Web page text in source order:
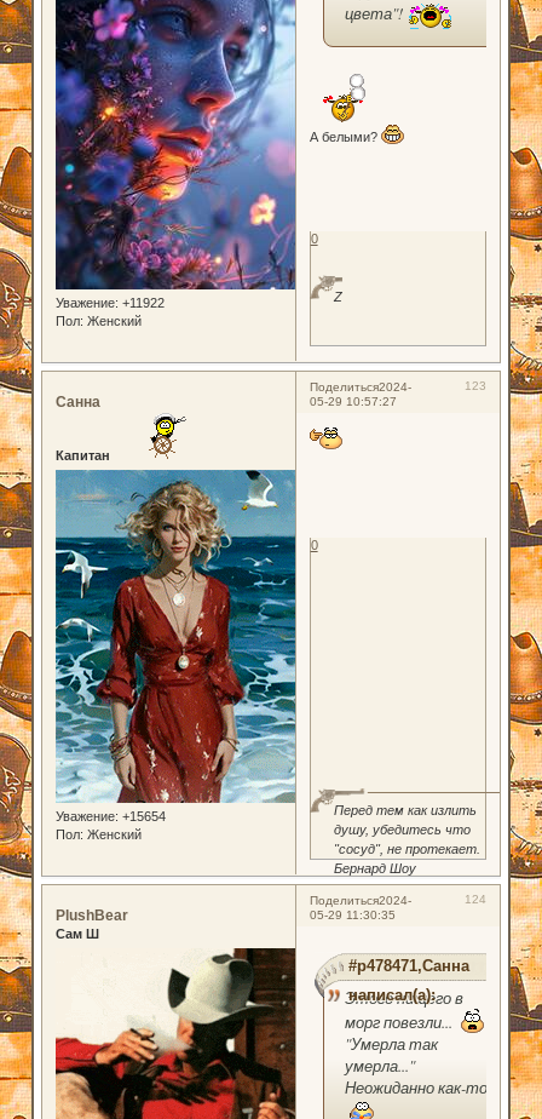
Уважение: +11922
Пол: Женский
цвета"!
А белыми?
Z
0
Поделиться 123
2024-
05-29 10:57:27
Санна
Капитан
Уважение: +15654
Пол: Женский
Перед тем как излить
душу, убедитесь что
"сосуд", не протекает.
Бернард Шоу
0
Поделиться 124
2024-
05-29 11:30:35
PlushBear
Сам Ш
#p478471,Санна
написал(а):
Этого нищего в
морг повезли...
"Умерла так
умерла..."
Неожиданно как-то.